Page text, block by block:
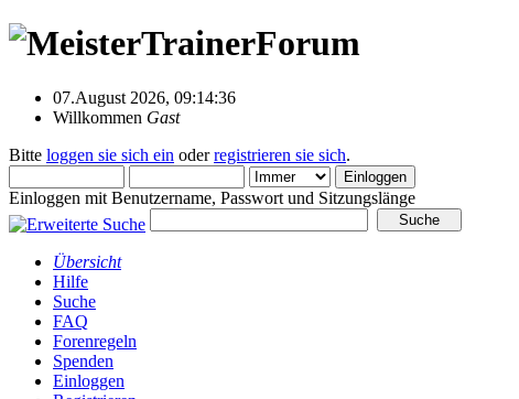
07.August 2026, 09:14:36
Willkommen Gast
Bitte loggen sie sich ein oderregistrieren sie sich.
Einloggen mit Benutzername, Passwort und Sitzungslänge
Übersicht
Hilfe
Suche
FAQ
Forenregeln
Spenden
Einloggen